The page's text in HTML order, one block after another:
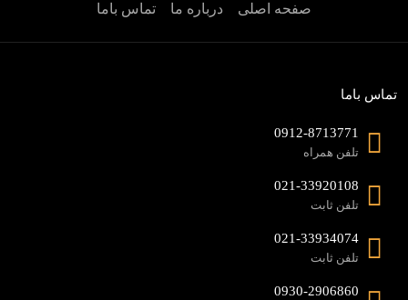
صفحه اصلی
درباره ما تماس باما
تماس باما
0912-8713771
تلفن همراه
021-33920108
تلفن ثابت
021-33934074
تلفن ثابت
0930-2906860